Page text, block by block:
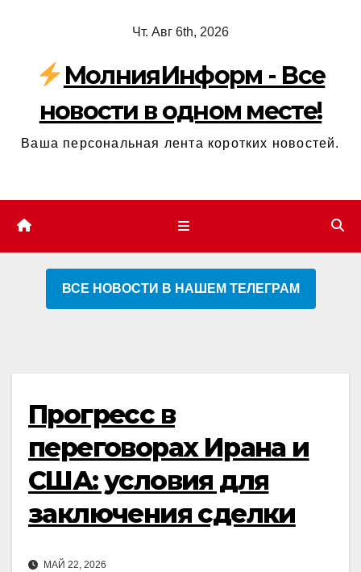
содержимому
Чт. Авг 6th, 2026
МолнияИнформ - Все
новости в одном месте!
Ваша персональная лента коротких новостей.
ВСЕ НОВОСТИ В НАШЕМ ТЕЛЕГРАМ
Прогресс в
переговорах Ирана и
США: условия для
заключения сделки
МАЙ 22, 2026